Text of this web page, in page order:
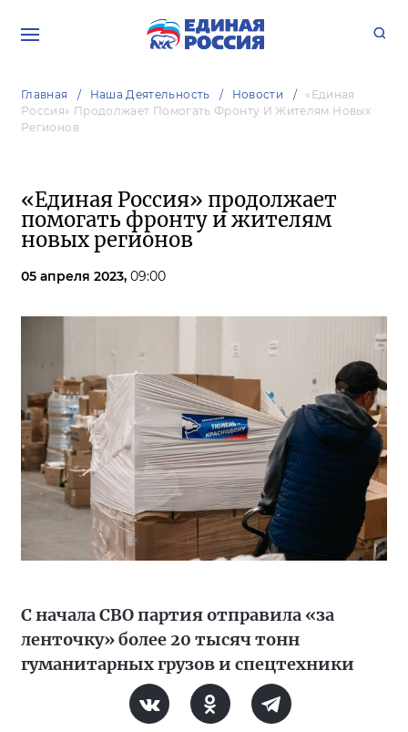
Главная Наша Деятельность Новости
«Единая
Россия» Продолжает Помогать Фронту И Жителям Новых
Регионов
«Единая Россия» продолжает
помогать фронту и жителям
новых регионов
05 апреля 2023, 09:00
С начала СВО партия отправила «за
ленточку» более 20 тысяч тонн
гуманитарных грузов и спецтехники